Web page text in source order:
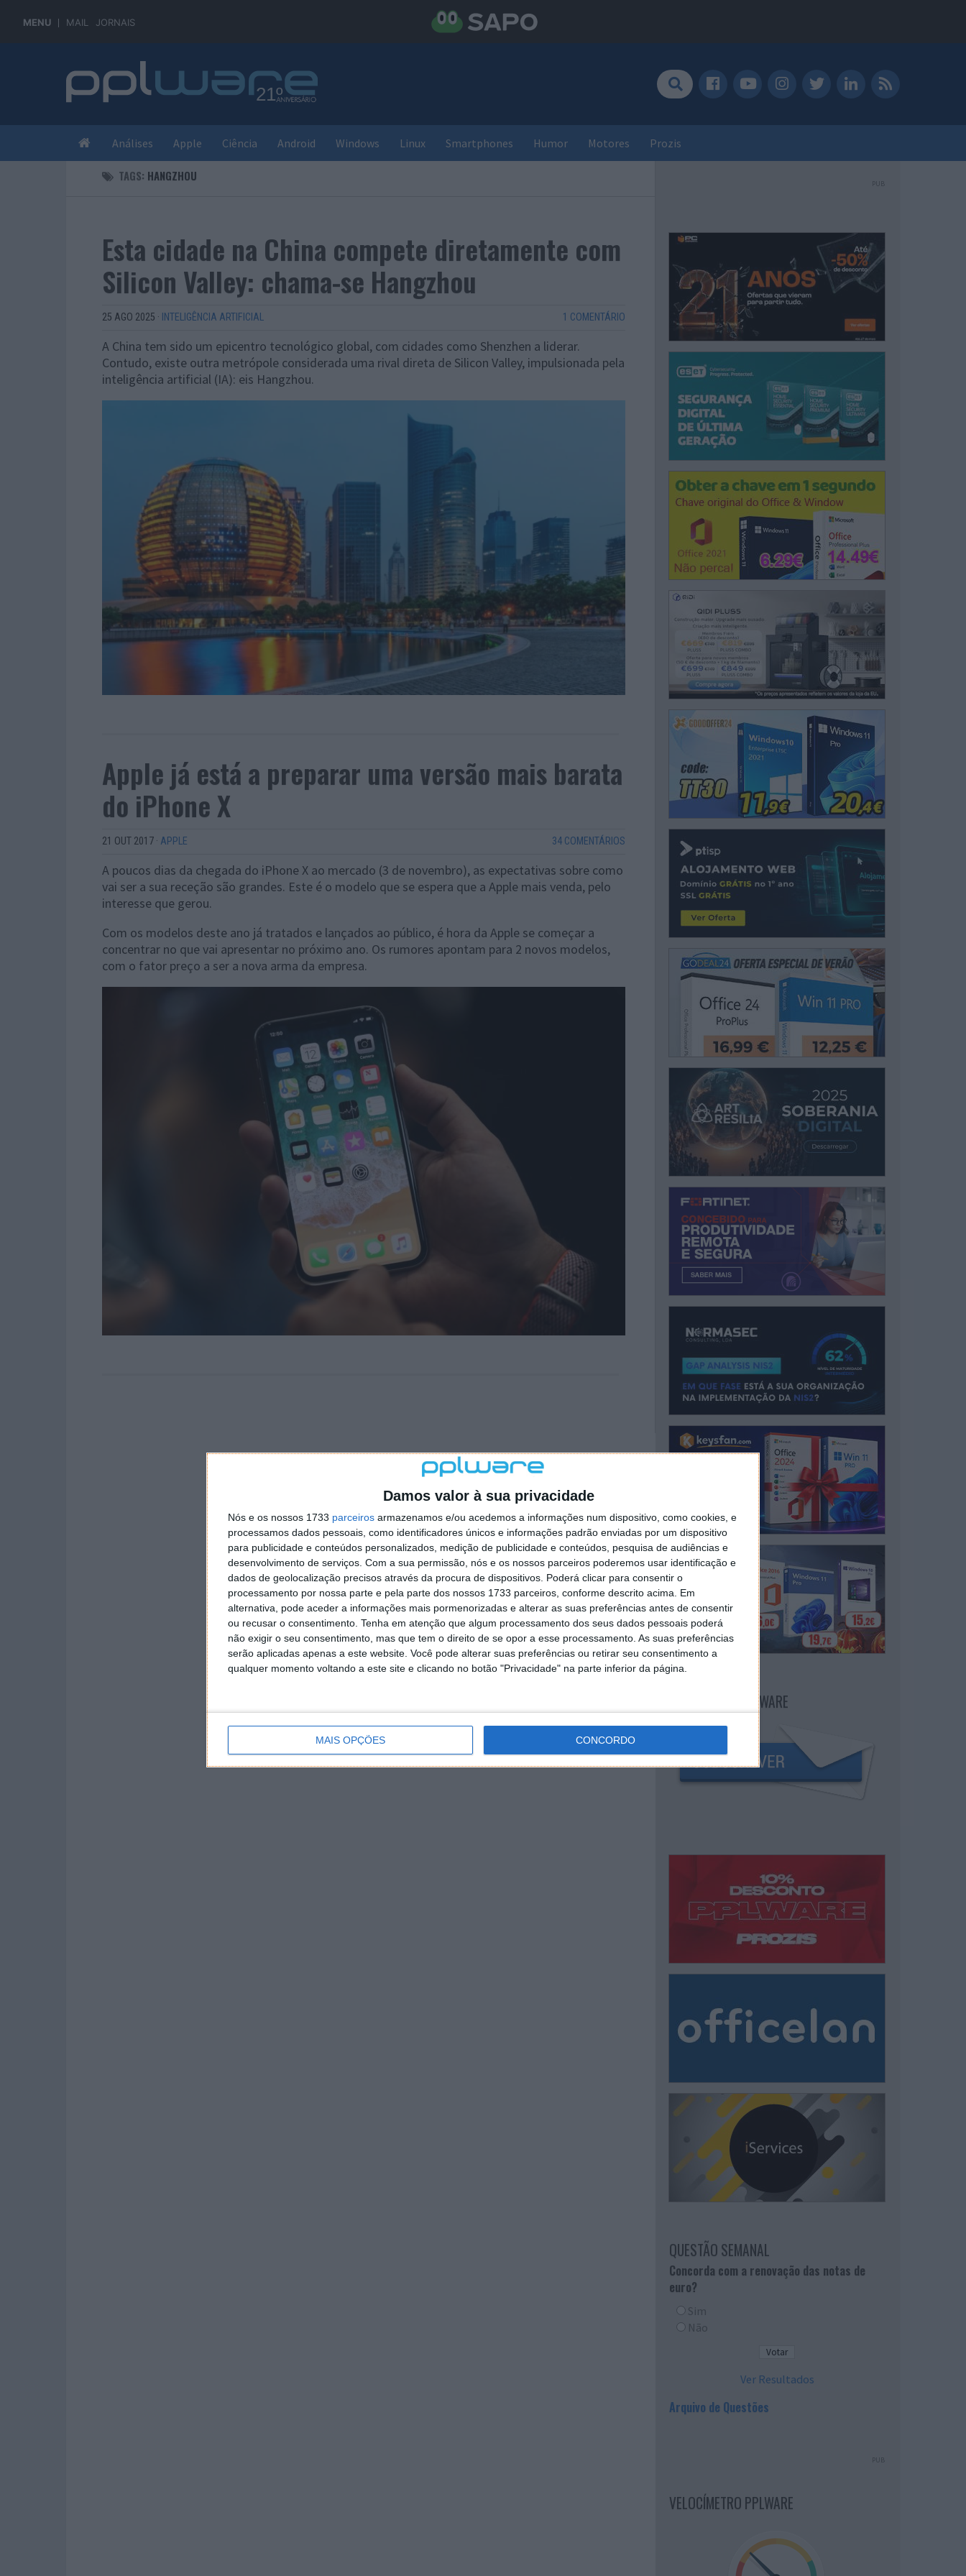
Damos valor à sua privacidade
Nós e os nossos 1733 parceiros armazenamos e/ou acedemos a informações num dispositivo, como cookies, e
processamos dados pessoais, como identificadores únicos e informações padrão enviadas por um dispositivo
para publicidade e conteúdos personalizados, medição de publicidade e conteúdos, pesquisa de audiências e
desenvolvimento de serviços. Com a sua permissão, nós e os nossos parceiros poderemos usar identificação e
dados de geolocalização precisos através da procura de dispositivos. Poderá clicar para consentir o
processamento por nossa parte e pela parte dos nossos 1733 parceiros, conforme descrito acima. Em
alternativa, pode aceder a informações mais pormenorizadas e alterar as suas preferências antes de consentir
ou recusar o consentimento. Tenha em atenção que algum processamento dos seus dados pessoais poderá
não exigir o seu consentimento, mas que tem o direito de se opor a esse processamento. As suas preferências
serão aplicadas apenas a este website. Você pode alterar suas preferências ou retirar seu consentimento a
qualquer momento voltando a este site e clicando no botão "Privacidade" na parte inferior da página.
MAIS OPÇÕES CONCORDO
MENU MAIL JORNAIS
Análises Apple Ciência Android Windows Linux Smartphones Humor Motores Prozis
TAGS: HANGZHOU
Esta cidade na China compete diretamente com
Silicon Valley: chama-se Hangzhou
25 AGO 2025 · INTELIGÊNCIA ARTIFICIAL 1 COMENTÁRIO
A China tem sido um epicentro tecnológico global, com cidades como Shenzhen a liderar.
Contudo, existe outra metrópole considerada uma rival direta de Silicon Valley, impulsionada pela
inteligência artificial (IA): eis Hangzhou.
Apple já está a preparar uma versão mais barata
do iPhone X
21 OUT 2017 · APPLE 34 COMENTÁRIOS
A poucos dias da chegada do iPhone X ao mercado (3 de novembro), as expectativas sobre como
vai ser a sua receção são grandes. Este é o modelo que se espera que a Apple mais venda, pelo
interesse que gerou.
Com os modelos deste ano já tratados e lançados ao público, é hora da Apple se começar a
concentrar no que vai apresentar no próximo ano. Os rumores apontam para 2 novos modelos,
com o fator preço a ser a nova arma da empresa.
PUB
NEWSLETTER PPLWARE
QUESTÃO SEMANAL
Concorda com a renovação das notas de
euro?
Sim
Não
Ver Resultados
Arquivo de Questões
PUB
VELOCÍMETRO PPLWARE